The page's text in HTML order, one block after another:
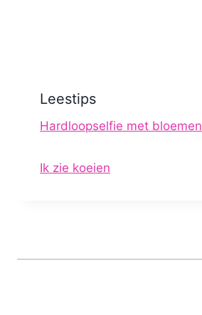
Leestips
Hardloopselfie met bloemen
Ik zie koeien